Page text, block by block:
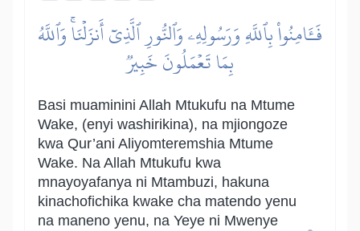
فَـَٔامِنُواْ بِٱللَّهِ وَرَسُولِهِۦ وَٱلنُّورِ ٱلَّذِيٓ أَنزَلۡنَاۚ وَٱللَّهُ
بِمَا تَعۡمَلُونَ خَبِيرٞ
Basi muaminini Allah Mtukufu na Mtume
Wake, (enyi washirikina), na mjiongoze
kwa Qur’ani Aliyomteremshia Mtume
Wake. Na Allah Mtukufu kwa
mnayoyafanya ni Mtambuzi, hakuna
kinachofichika kwake cha matendo yenu
na maneno yenu, na Yeye ni Mwenye